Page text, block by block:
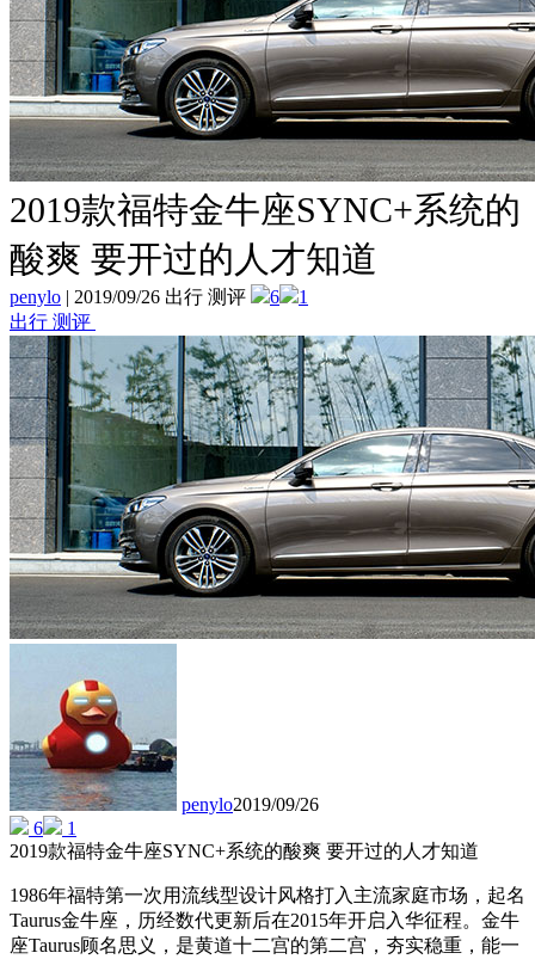
2019款福特金牛座SYNC+系统的
酸爽 要开过的人才知道
penylo | 2019/09/26 出行 测评 6
1
出行 测评
penylo2019/09/26
6
1
2019款福特金牛座SYNC+系统的酸爽 要开过的人才知道
1986年福特第一次用流线型设计风格打入主流家庭市场，起名
Taurus金牛座，历经数代更新后在2015年开启入华征程。金牛
座Taurus顾名思义，是黄道十二宫的第二宫，夯实稳重，能一